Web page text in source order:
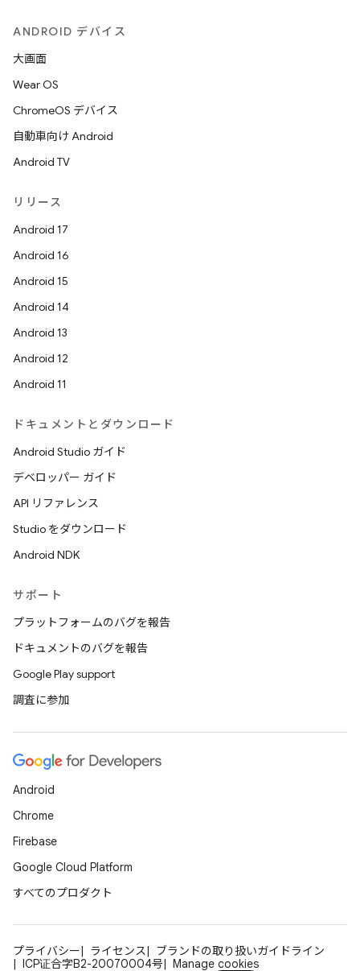
ANDROID デバイス
大画面
Wear OS
ChromeOS デバイス
自動車向け Android
Android TV
リリース
Android 17
Android 16
Android 15
Android 14
Android 13
Android 12
Android 11
ドキュメントとダウンロード
Android Studio ガイド
デベロッパー ガイド
API リファレンス
Studio をダウンロード
Android NDK
サポート
プラットフォームのバグを報告
ドキュメントのバグを報告
Google Play support
調査に参加
Android
Chrome
Firebase
Google Cloud Platform
すべてのプロダクト
プライバシー ライセンス
ブランドの取り扱いガイドライン
ICP证合字B2-20070004号
Manage cookies